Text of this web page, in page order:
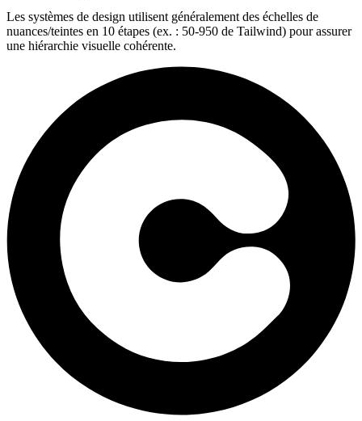
Les systèmes de design utilisent généralement des échelles de
nuances/teintes en 10 étapes (ex. : 50-950 de Tailwind) pour assurer
une hiérarchie visuelle cohérente.